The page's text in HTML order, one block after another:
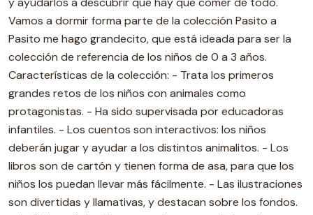
Vamos a dormir forma parte de la colección Pasito a
Pasito me hago grandecito, que está ideada para ser la
colección de referencia de los niños de 0 a 3 años.
Características de la colección: - Trata los primeros
grandes retos de los niños con animales como
protagonistas. - Ha sido supervisada por educadoras
infantiles. - Los cuentos son interactivos: los niños
deberán jugar y ayudar a los distintos animalitos. - Los
libros son de cartón y tienen forma de asa, para que los
niños los puedan llevar más fácilmente. - Las ilustraciones
son divertidas y llamativas, y destacan sobre los fondos.